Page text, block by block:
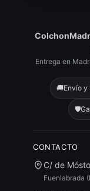
Entrega en
🚚Envío y
🛡️
CONTACTO
C/ de
Fuenlabrada